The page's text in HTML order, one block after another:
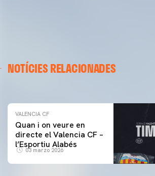
NOTÍCIES RELACIONADES
ENTRENAMENT DEL VALENCIA CF
VALENCIA CF
Quan i on veure en
directe el Valencia CF –
l’Esportiu Alabés
03 marzo 2026